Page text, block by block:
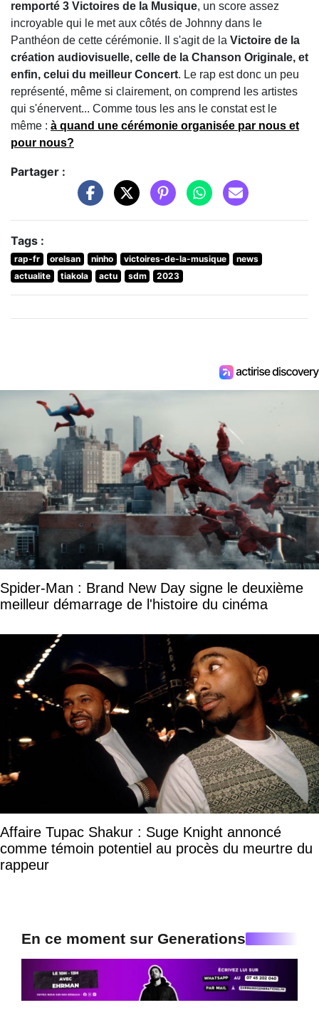
remporté 3 Victoires de la Musique, un score assez
incroyable qui le met aux côtés de Johnny dans le
Panthéon de cette cérémonie. Il s'agit de la Victoire de la
création audiovisuelle, celle de la Chanson Originale, et
enfin, celui du meilleur Concert. Le rap est donc un peu
représenté, même si clairement, on comprend les artistes
qui s'énervent... Comme tous les ans le constat est le
même : à quand une cérémonie organisée par nous et
pour nous?
Partager :
Tags :
rap-fr orelsan ninho victoires-de-la-musique
news
actualite
tiakola actu sdm 2023
Spider-Man : Brand New Day signe le deuxième
meilleur démarrage de l'histoire du cinéma
Affaire Tupac Shakur : Suge Knight annoncé
comme témoin potentiel au procès du meurtre du
rappeur
En ce moment sur Generations